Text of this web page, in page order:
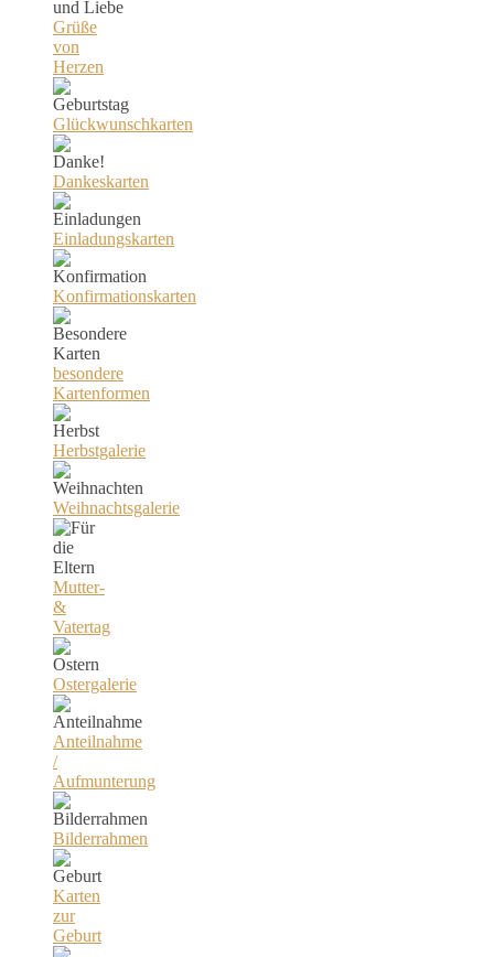
Grüße
von
Herzen
Glückwunschkarten
Dankeskarten
Einladungskarten
Konfirmationskarten
besondere
Kartenformen
Herbstgalerie
Weihnachtsgalerie
Mutter-
&
Vatertag
Ostergalerie
Anteilnahme
/
Aufmunterung
Bilderrahmen
Karten
zur
Geburt